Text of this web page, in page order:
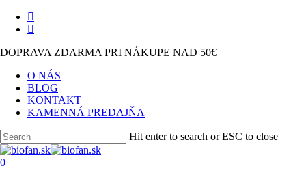
Skip
content
facebook
instagram
DOPRAVA ZDARMA PRI NÁKUPE NAD 50€
O NÁS
BLOG
KONTAKT
KAMENNÁ PREDAJŇA
Hit enter to search or ESC to close
Close
Search
search
0